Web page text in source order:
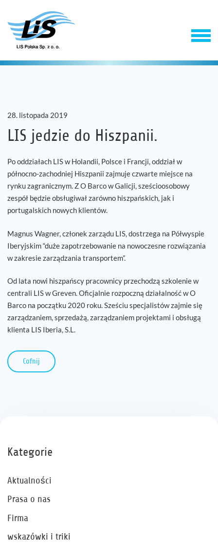
Produkty
Usługi
Firma
Kariera
Aktualności
Kontakt
28. listopada 2019
LIS jedzie do Hiszpanii.
Po oddziałach LIS w Holandii, Polsce i Francji, oddział w
północno-zachodniej Hiszpanii zajmuje czwarte miejsce na
rynku zagranicznym. Z O Barco w Galicji, sześcioosobowy
zespół będzie obsługiwał zarówno hiszpańskich, jak i
portugalskich nowych klientów.
Magnus Wagner, członek zarządu LIS, dostrzega na Półwyspie
Iberyjskim “duże zapotrzebowanie na nowoczesne rozwiązania
w zakresie zarządzania transportem”.
Od lata nowi hiszpańscy pracownicy przechodzą szkolenie w
centrali LIS w Greven. Oficjalnie rozpoczną działalność w O
Barco na początku 2020 roku. Sześciu specjalistów zajmie się
zarządzaniem, sprzedażą, zarządzaniem projektami i obsługą
klienta LIS Iberia, S.L.
Cofnij
Kategorie
Aktualności
Prasa o nas
Firma
wskazówki i triki